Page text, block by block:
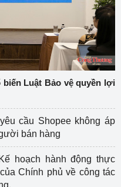
biến Luật Bảo vệ quyền lợi
cầu Shopee không áp
bán hàng
hoạch hành động thực
Chính phủ về công tác